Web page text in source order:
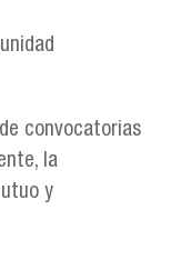
convocatorias
la
y